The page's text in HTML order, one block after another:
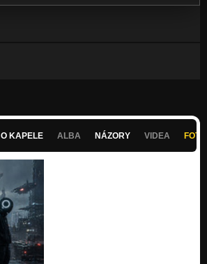
O KAPELE ALBA NÁZORY VIDEA